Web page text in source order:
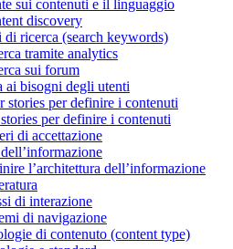
sui contenuti e il linguaggio
discovery
di ricerca (search keywords)
tramite analytics
sui forum
ai bisogni degli utenti
stories per definire i contenuti
per definire i contenuti
di accettazione
l’architettura dell’informazione
di interazione
di navigazione
di contenuto (content type)